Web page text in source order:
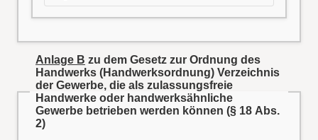
Anlage B zu dem Gesetz zur Ordnung des
Handwerks (Handwerksordnung) Verzeichnis
der Gewerbe, die als zulassungsfreie
Handwerke oder handwerksähnliche
Gewerbe betrieben werden können (§ 18 Abs.
2)